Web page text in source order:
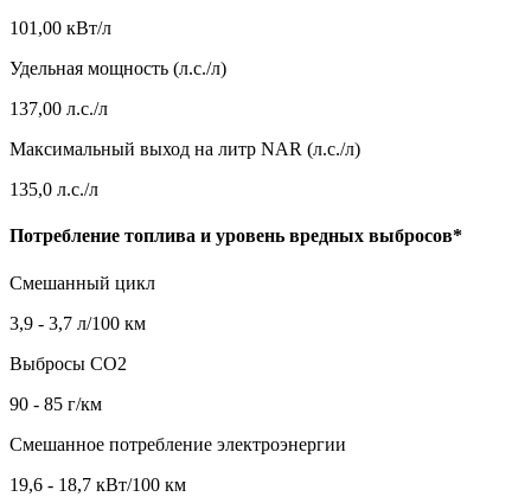
101,00 кВт/л
Удельная мощность (л.с./л)
137,00 л.с./л
Максимальный выход на литр NAR (л.с./л)
135,0 л.с./л
Потребление топлива и уровень вредных выбросов*
Смешанный цикл
3,9 - 3,7 л/100 км
Выбросы CO2
90 - 85 г/км
Смешанное потребление электроэнергии
19,6 - 18,7 кВт/100 км